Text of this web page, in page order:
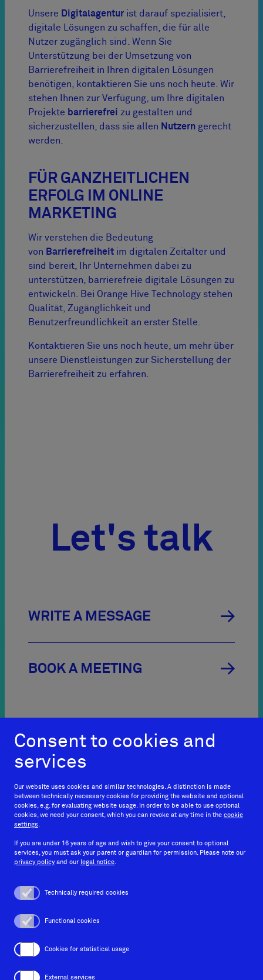
Unsere Digitalagentur ist darauf spezialisiert,
digitale Lösungen zu schaffen, die für alle
Nutzer zugänglich sind. Wenn Sie
Unterstützung bei der Umsetzung von
Barrierefreiheit in Ihren digitalen Lösungen
benötigen, kontaktieren Sie uns noch heute. Wir
stehen Ihnen zur Verfügung, um Ihre digitalen
Projekte barrierefrei zu gestalten und
sicherzustellen, dass sie allen Nutzern gerecht
werden.
FÜR GANZHEITLICHEN
ERFOLG IM ONLINE
MARKETING
Wir verstehen die Bedeutung
von Barrierefreiheit im digitalen Zeitalter und
sind bereit, Ihr Unternehmen dabei zu
unterstützen, barrierefreie digitale Lösungen zu
entwickeln. Bei Orange Hive Technology stehen
Qualität, Zugänglichkeit und
Benutzerfreundlichkeit an erster Stelle.
Kontaktieren Sie uns noch heute, um mehr über
unsere Dienstleistungen zur Sicherstellung der
Barrierefreiheit zu erfahren.
Let's talk
WRITE A MESSAGE 
BOOK A MEETING 
Orange Hive loves
TYP03
+49 69
150466010
Behance
Facebook
Consent to cookies and
services
Our website uses cookies and similar technologies. A distinction is made
between technically necessary cookies for providing the website and optional
cookies, e.g. for evaluating website usage. In order to be able to use optional
cookies, we need your consent, which you can revoke at any time in the cookie
settings
If you are under 16 years of age and wish to give your consent to optional
services, you must ask your parent or guardian for permission. Please note our
privacy policyand our legal notice
Technically required cookies
Functional cookies
Cookies for statistical usage
External services